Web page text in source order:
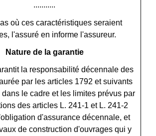
...........
où ces caractéristiques seraient
l'assuré en informe l'assureur.
Nature de la garantie
la responsabilité décennale des
par les articles 1792 et suivants
le cadre et les limites prévus par
des articles L. 241-1 et L. 241-2
d'assurance décennale, et
de construction d'ouvrages qui y